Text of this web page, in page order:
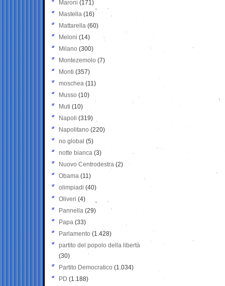
Maroni (171)
Mastella (16)
Mattarella (60)
Meloni (14)
Milano (300)
Montezemolo (7)
Monti (357)
moschea (11)
Musso (10)
Muti (10)
Napoli (319)
Napolitano (220)
no global (5)
notte bianca (3)
Nuovo Centrodestra (2)
Obama (11)
olimpiadi (40)
Oliveri (4)
Pannella (29)
Papa (33)
Parlamento (1.428)
partito del popolo della libertà
(30)
Partito Democratico (1.034)
PD (1.188)